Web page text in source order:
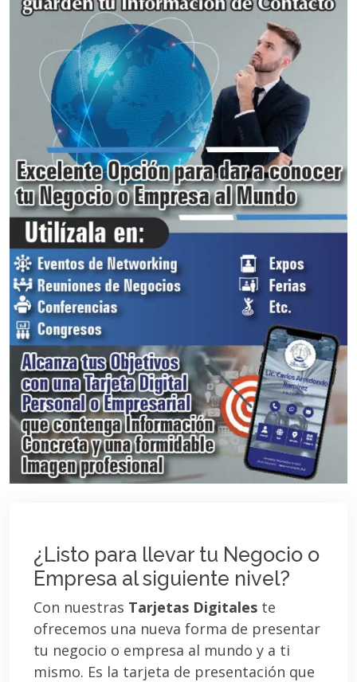
¿Listo para llevar tu Negocio o
Empresa al siguiente nivel?
Con nuestras Tarjetas Digitales te
ofrecemos una nueva forma de presentar
tu negocio o empresa al mundo y a ti
mismo. Es la tarjeta de presentación que